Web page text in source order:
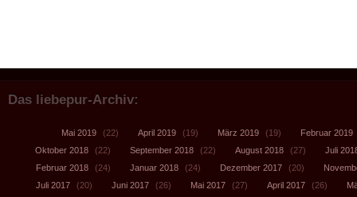
Das liebepur-Archiv:
Mai 2019 (22) April 2019 (19) März 2019 (19) Februar 2019
Oktober 2018
(22) September 2018 (22) August 2018 (27)
Juli
Februar 2018
(24) Januar 2018 (24) Dezember 2017 (20)
Juli 2017
(20) Juni 2017 (26) Mai 2017 (27) April 2017 (26)